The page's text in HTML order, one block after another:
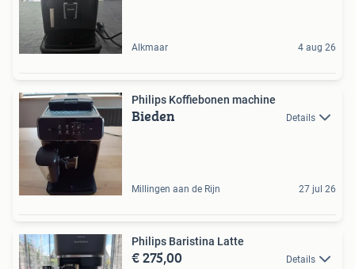
Alkmaar 4 aug 26
Philips Koffiebonen machine
Bieden Details
Millingen aan de Rijn 27 jul 26
Philips Baristina Latte
€ 275,00 Details